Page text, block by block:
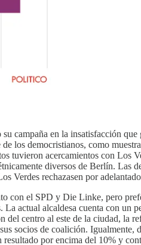
campaña en la insatisfacción
los democristianos, como
tuvieron acercamientos con
diversos de Berlín. Las
Verdes rechazasen por
con el SPD y Die Linke, pero
La actual alcaldesa cuenta con
del centro al este de la ciudad, la
socios de coalición.
por encima del 10% y